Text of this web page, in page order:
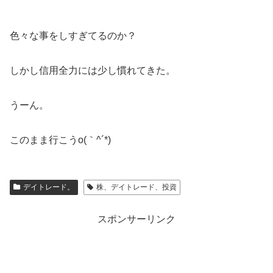
色々な事をしすぎてるのか？
しかし信用全力には少し慣れてきた。
うーん。
このまま行こうo(｀^´*)
デイトレード。 株、デイトレード、投資
スポンサーリンク